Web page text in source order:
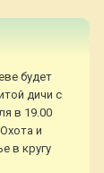
будет
дичи с
в 19.00
и
в кругу